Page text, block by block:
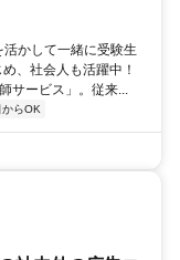
かして一緒に受験生
、社会人も活躍中！
サービス」。従来...
らOK